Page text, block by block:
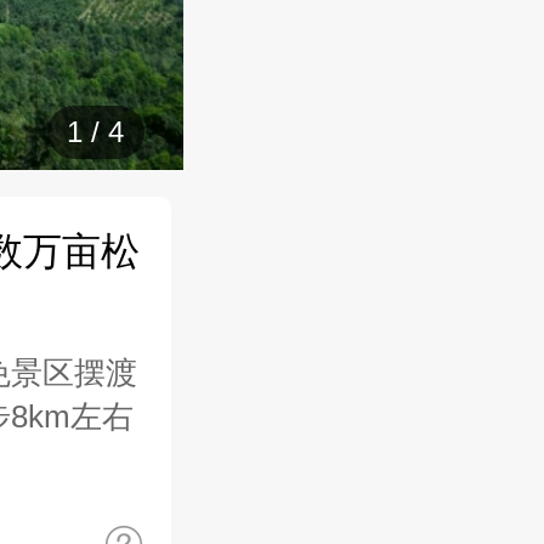
1 / 4
万亩松
景区摆渡
8km左右